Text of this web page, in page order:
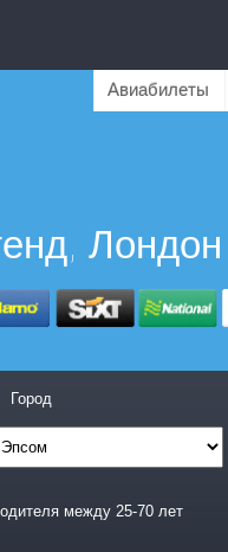
Авиабилеты
Лондон
Город
между 25-70 лет